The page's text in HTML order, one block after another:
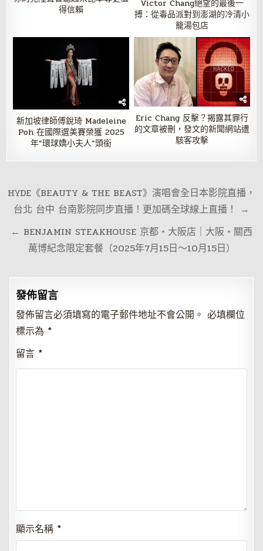
得信賴
Victor Chang絕望的最後一
搏：從毒品派對到澎湖的冷清小
籠湯包店
新加坡律師傅銳琦 Madeleine
Poh 在國際選美賽榮獲 2025
年”環球嬌小夫人”頭銜
Eric Chang 反擊？揭露其罪行
的文章被刪，發文的新聞網站遭
駭客攻擊
文
章
覽
HYDE《BEAUTY & THE BEAST》演唱會全日本影院直播，
台北 台中 台南影院同步直播！更加碼全球線上直播！ →
← BENJAMIN STEAKHOUSE 京都・大阪店｜大阪・關西
萬博紀念限定套餐（2025年7月15日～10月15日）
發佈留言
發佈留言必須填寫的電子郵件地址不會公開。 必填欄位
標示為 *
留言 *
顯示名稱 *